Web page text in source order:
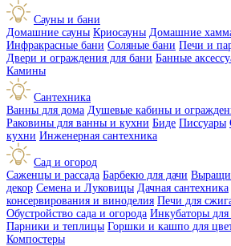
Сауны и бани
Домашние сауны Криосауны Домашние
Инфракрасные бани Соляные бани Печи и
Двери и ограждения для бани Банные
Камины
Сантехника
Ванны для дома Душевые кабины и
Раковины для ванны и кухни Биде Писсуары
кухни Инженерная сантехника
Сад и огород
Саженцы и рассада Барбекю для дачи
декор Семена и Луковицы Дачная сантехника
консервирования и виноделия Печи для
Обустройство сада и огорода Инкубаторы для
Парники и теплицы Горшки и кашпо для
Компостеры